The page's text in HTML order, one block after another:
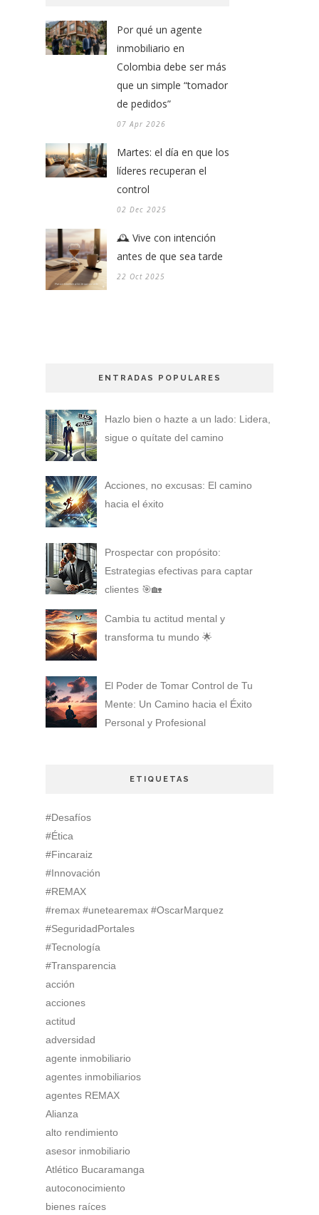
Por qué un agente
inmobiliario en
Colombia debe ser más
que un simple “tomador
de pedidos”
07 Apr 2026
Martes: el día en que los
líderes recuperan el
control
02 Dec 2025
🕰️ Vive con intención
antes de que sea tarde
22 Oct 2025
ENTRADAS POPULARES
Hazlo bien o hazte a un lado: Lidera,
sigue o quítate del camino
Acciones, no excusas: El camino
hacia el éxito
Prospectar con propósito:
Estrategias efectivas para captar
clientes 🎯🏡
Cambia tu actitud mental y
transforma tu mundo 🌟
El Poder de Tomar Control de Tu
Mente: Un Camino hacia el Éxito
Personal y Profesional
ETIQUETAS
#Desafíos
#Ética
#Fincaraiz
#Innovación
#REMAX
#remax #unetearemax #OscarMarquez
#SeguridadPortales
#Tecnología
#Transparencia
acción
acciones
actitud
adversidad
agente inmobiliario
agentes inmobiliarios
agentes REMAX
Alianza
alto rendimiento
asesor inmobiliario
Atlético Bucaramanga
autoconocimiento
bienes raíces